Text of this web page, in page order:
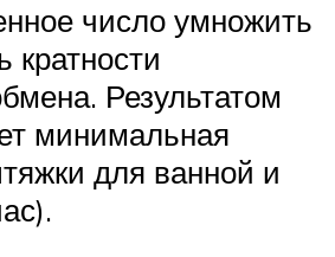
число умножить
кратности
Результатом
минимальная
для ванной и